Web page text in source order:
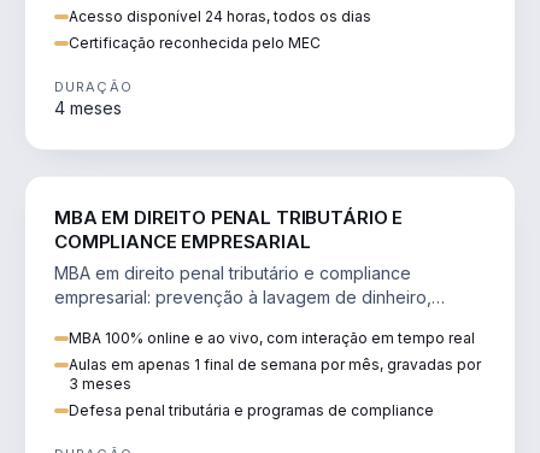
Acesso disponível 24 horas, todos os dias
Certificação reconhecida pelo MEC
DURAÇÃO
4 meses
MBA EM DIREITO PENAL TRIBUTÁRIO E
COMPLIANCE EMPRESARIAL
MBA em direito penal tributário e compliance
empresarial: prevenção à lavagem de dinheiro,
MBA 100% online e ao vivo, com interação em tempo real
Aulas em apenas 1 final de semana por mês, gravadas por
3 meses
Defesa penal tributária e programas de compliance